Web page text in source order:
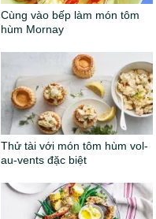
Cùng vào bếp làm món tôm
hùm Mornay
Thử tài với món tôm hùm vol-
au-vents đặc biệt